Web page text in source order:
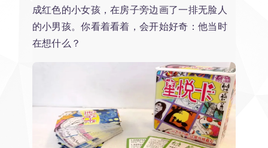
成红色的小女孩，在房子旁边画了一排无脸人
的小男孩。你看着看着，会开始好奇：他当时
在想什么？